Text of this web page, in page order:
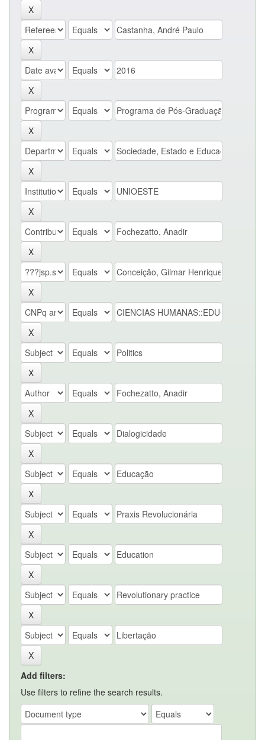
Add filters:
Use filters to refine the search results.